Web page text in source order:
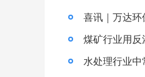
喜讯｜万达
煤矿行业用
水处理行业